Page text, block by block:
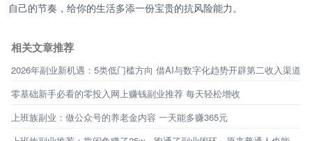
自己的节奏，给你的生活多添一份宝贵的抗风险能力。
相关文章推荐
2026年副业新机遇：5类低门槛方向 借AI与数字化趋势开辟第二收入渠道
零基础新手必看的零投入网上赚钱副业推荐 每天轻松增收
上班族副业：做公众号的养老金内容 一天能多赚365元